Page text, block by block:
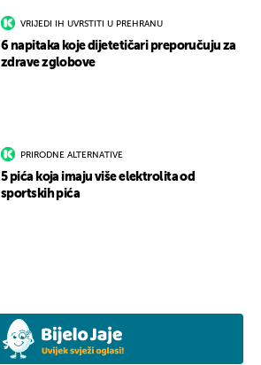
VRIJEDI IH UVRSTITI U PREHRANU
6 napitaka koje dijetetičari preporučuju za
zdrave zglobove
PRIRODNE ALTERNATIVE
5 pića koja imaju više elektrolita od
sportskih pića